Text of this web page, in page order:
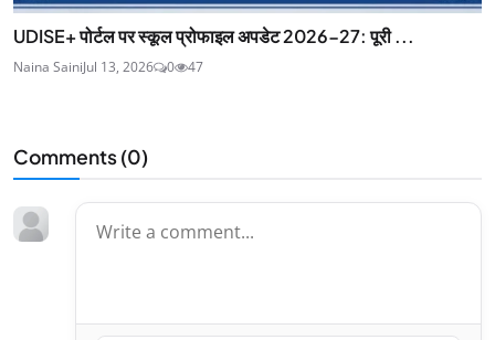
UDISE+ पोर्टल पर स्कूल प्रोफाइल अपडेट 2026-27: पूरी ...
Naina SainiJul 13, 2026 0 47
Comments (0)